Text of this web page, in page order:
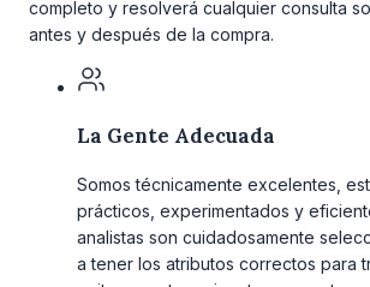
completo y resolverá cualquier consulta
antes y después de la compra.
La Gente Adecuada
Somos técnicamente excelentes,
prácticos, experimentados y
analistas son cuidadosamente
a tener los atributos correctos para